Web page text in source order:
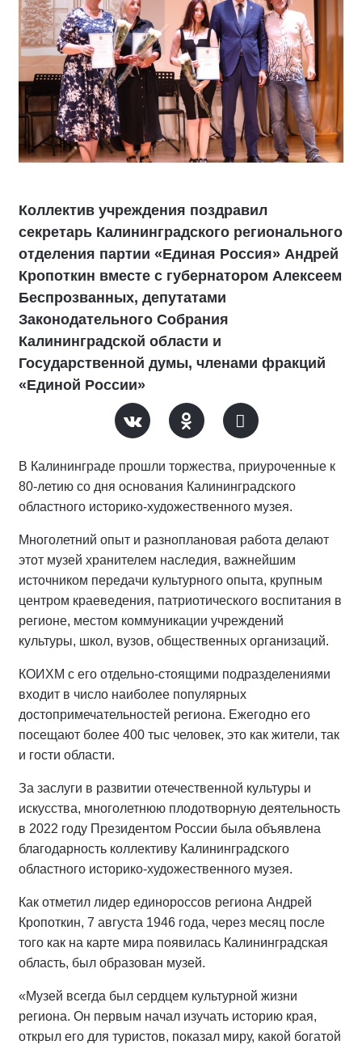
Коллектив учреждения поздравил
секретарь Калининградского регионального
отделения партии «Единая Россия» Андрей
Кропоткин вместе с губернатором Алексеем
Беспрозванных, депутатами
Законодательного Собрания
Калининградской области и
Государственной думы, членами фракций
«Единой России»
В Калининграде прошли торжества, приуроченные к
80-летию со дня основания Калининградского
областного историко-художественного музея.
Многолетний опыт и разноплановая работа делают
этот музей хранителем наследия, важнейшим
источником передачи культурного опыта, крупным
центром краеведения, патриотического воспитания в
регионе, местом коммуникации учреждений
культуры, школ, вузов, общественных организаций.
КОИХМ с его отдельно-стоящими подразделениями
входит в число наиболее популярных
достопримечательностей региона. Ежегодно его
посещают более 400 тыс человек, это как жители, так
и гости области.
За заслуги в развитии отечественной культуры и
искусства, многолетнюю плодотворную деятельность
в 2022 году Президентом России была объявлена
благодарность коллективу Калининградского
областного историко-художественного музея.
Как отметил лидер единороссов региона Андрей
Кропоткин, 7 августа 1946 года, через месяц после
того как на карте мира появилась Калининградская
область, был образован музей.
«Музей всегда был сердцем культурной жизни
региона. Он первым начал изучать историю края,
открыл его для туристов, показал миру, какой богатой